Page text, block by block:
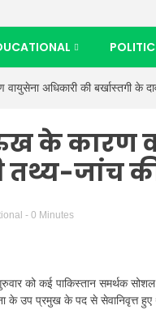
अधिकारी की बर्खास्तगी के
के कारण
तथ्य-जांच
- 0 Minutes
को कई पाकिस्तान समर्थक सोशल
के उप प्रमुख के पद से सेवानिवृत्त